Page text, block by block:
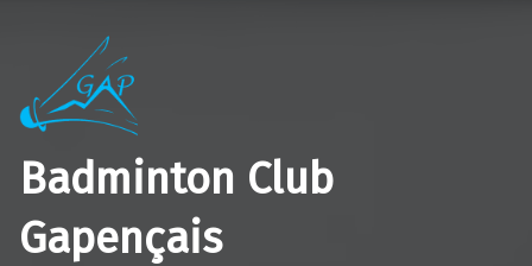
Badminton Club
Gapençais